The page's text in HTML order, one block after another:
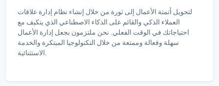
لتحويل أتمتة الأعمال إلى ثورة من خلال إنشاء نظام إدارة علاقات
العملاء الذكي والقائم على الذكاء الاصطناعي الذي يتكيف مع
احتياجاتك في الوقت الفعلي. نحن ملتزمون بجعل إدارة الأعمال
سهلة وفعالة وممتعة من خلال التكنولوجيا المبتكرة والخدمة
الاستثنائية.